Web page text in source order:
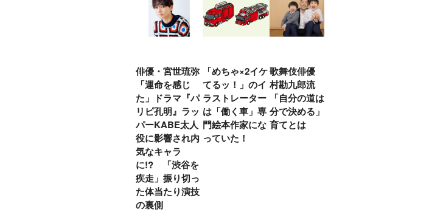
俳優・宮世琉弥
「運命を感じ
た」ドラマ『パ
リピ孔明』ラッ
パーKABE太人
役に影響され内
気なキャラ
に!? 「渋谷を
疾走」振り切っ
た体当たり演技
の裏側
「めちゃ×2イケ
てるッ！」のイ
ラストレーター
は「働く車」専
門絵本作家にな
っていた！
歌舞伎俳優 中
村勘九郎流
「自分の道は自
分で決める」子
育てとは